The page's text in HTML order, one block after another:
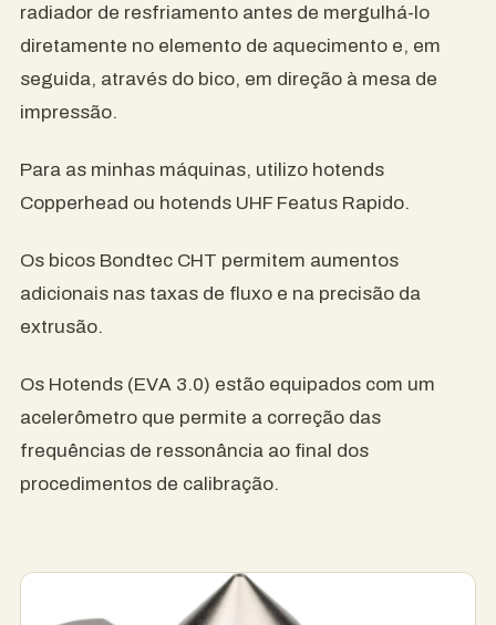
radiador de resfriamento antes de mergulhá-lo
diretamente no elemento de aquecimento e, em
seguida, através do bico, em direção à mesa de
impressão.
Para as minhas máquinas, utilizo hotends
Copperhead ou hotends UHF Featus Rapido.
Os bicos Bondtec CHT permitem aumentos
adicionais nas taxas de fluxo e na precisão da
extrusão.
Os Hotends (EVA 3.0) estão equipados com um
acelerômetro que permite a correção das
frequências de ressonância ao final dos
procedimentos de calibração.